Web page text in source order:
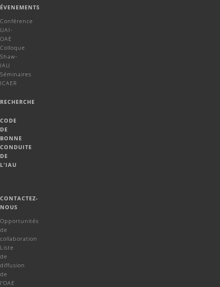
ÉVENEMENTS
Conférence
UAI-
OAE
Colloque
Shaw-
IAU
Séminaires
ICAER
RECHERCHE
CODE
DE
BONNE
CONDUITE
DE
L'IAU
CONTACTEZ-
NOUS
Opportunités
de
collaboration
Liste
de
diffusion
de
l'OAE